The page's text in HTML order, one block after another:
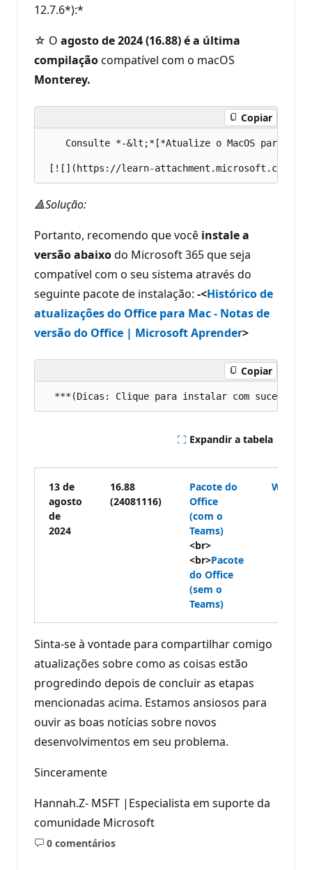
12.7.6*):*
☆ O agosto de 2024 (16.88)éa última
compilaçãocompatível com o macOS
Monterey.
Copiar
Consulte *-&lt;*[*Atualize o MacOS para
🔺Solução:
Portanto, recomendo que você instale a
versão abaixodo Microsoft 365 que seja
compatível com o seu sistema através do
seguinte pacote de instalação: -<Histórico de
atualizações do Office para Mac - Notas de
versão do Office | Microsoft Aprender>
Copiar
Expandir a tabela
13 de
agosto
de
2024
16.88
(24081116)
Pacote do
Office
(com o
Teams)
<br>
<br>Pacote
do Office
(sem o
Teams)
Word
Sinta-se à vontade para compartilhar comigo
atualizações sobre como as coisas estão
progredindo depois de concluir as etapas
mencionadas acima. Estamos ansiosos para
ouvir as boas notícias sobre novos
desenvolvimentos em seu problema.
Sinceramente
Hannah.Z- MSFT |Especialista em suporte da
comunidade Microsoft
0 comentários
Sem